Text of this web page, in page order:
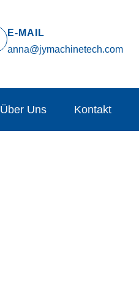
E-MAIL
anna@jymachinetech.com
Über Uns Kontakt